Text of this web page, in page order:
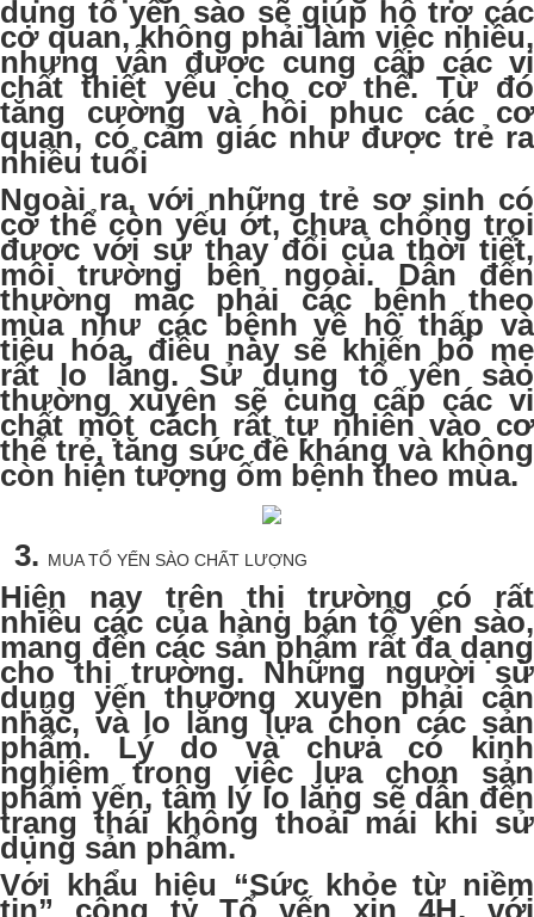
dụng tổ yến sào sẽ giúp hỗ trợ các
cơ quan, không phải làm việc nhiều,
nhưng vẫn được cung cấp các vi
chất thiết yếu cho cơ thể. Từ đó
tăng cường và hồi phục các cơ
quan, có cảm giác như được trẻ ra
nhiều tuổi
Ngoài ra, với những trẻ sơ sinh có
cơ thể còn yếu ớt, chưa chống trọi
được với sự thay đổi của thời tiết,
môi trường bên ngoài. Dẫn đến
thường mắc phải các bệnh theo
mùa như các bệnh về hô thấp và
tiêu hóa, điều này sẽ khiến bố mẹ
rất lo lắng. Sử dụng tổ yến sào
thường xuyên sẽ cung cấp các vi
chất một cách rất tự nhiên vào cơ
thể trẻ, tăng sức đề kháng và không
còn hiện tượng ốm bệnh theo mùa.
MUA TỔ YẾN SÀO CHẤT LƯỢNG
Hiện nay trên thị trường có rất
nhiều các của hàng bán tổ yến sào,
mang đến các sản phẩm rất đa dạng
cho thị trường. Những người sử
dụng yến thường xuyên phải cân
nhắc, và lo lắng lựa chọn các sản
phẩm. Lý do và chưa có kinh
nghiệm trong việc lựa chọn sản
phẩm yến, tâm lý lo lắng sẽ dẫn đến
trạng thái không thoải mái khi sử
dụng sản phẩm.
Với khẩu hiệu “Sức khỏe từ niềm
tin” công ty Tổ yến xịn 4H, với